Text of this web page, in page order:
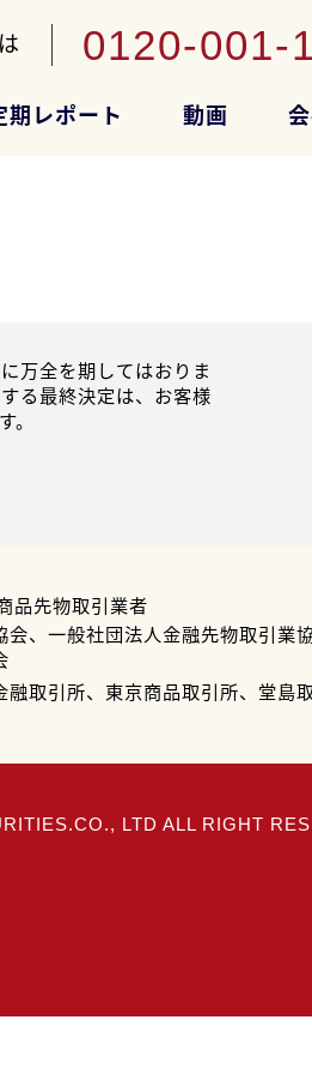
0120-001-
期レポート 動画
万全を期してはおりま
る最終決定は、お客様
。
品先物取引業者
会、一般社団法人金融先物取引業
取引所、東京商品取引所、堂島
LTD ALL RIGHT